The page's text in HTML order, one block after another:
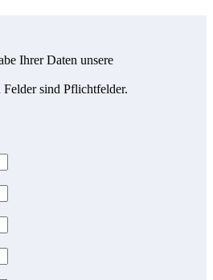
Ihrer Daten unsere
sind Pflichtfelder.